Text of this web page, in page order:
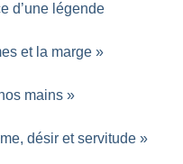
d’une légende
et la marge »
mains »
désir et servitude »